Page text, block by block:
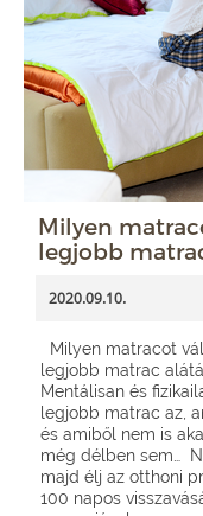
Milyen
legjobb
2020.09.10.
Milyen matracot
legjobb matrac
Mentálisan és
legjobb matrac az,
és amiből nem is
még délben sem…
majd élj az otthoni
100 napos